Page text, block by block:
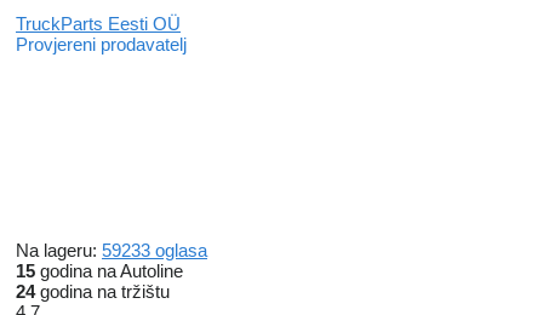
TruckParts Eesti OÜ
Provjereni prodavatelj
Na lageru: 59233 oglasa
15 godina na Autoline
24godina na tržištu